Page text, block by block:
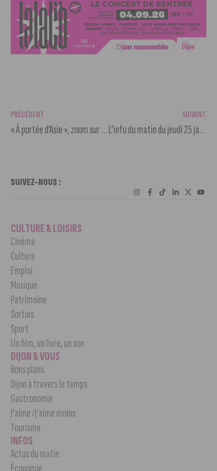
PRÉCÉDENT
« À portée d’Asie », zoom sur les boules de Canton
SUIVANT
L’info du matin du jeudi 25 janvier 2024
SUIVEZ-NOUS :
CULTURE & LOISIRS
Cinéma
Culture
Emploi
Musique
Patrimoine
Sorties
Sport
Un film, un livre, un son
DIJON & VOUS
Bons plans
Dijon à travers le temps
Gastronomie
J’aime /J’aime moins
Tourisme
INFOS
Actus du matin